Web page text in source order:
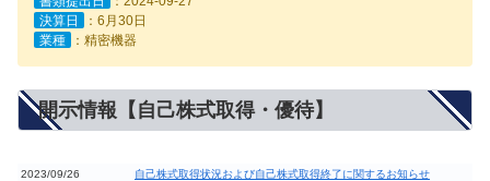
決算日
：6月30日
業種
：精密機器
開示情報【自己株式取得・優待】
2023/09/26
自己株式取得状況および自己株式取得終了に関するお知らせ